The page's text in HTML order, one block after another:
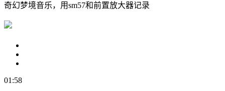
奇幻梦境音乐，用sm57和前置放大器记录
01:58